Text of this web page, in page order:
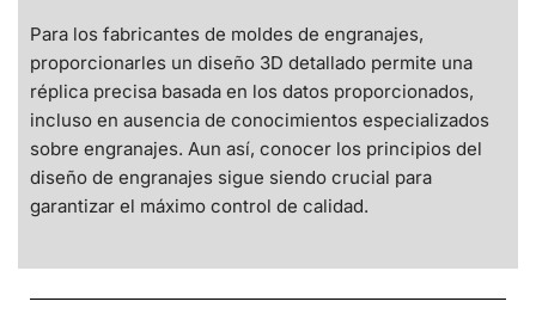
Para los fabricantes de moldes de engranajes,
proporcionarles un diseño 3D detallado permite una
réplica precisa basada en los datos proporcionados,
incluso en ausencia de conocimientos especializados
sobre engranajes. Aun así, conocer los principios del
diseño de engranajes sigue siendo crucial para
garantizar el máximo control de calidad.